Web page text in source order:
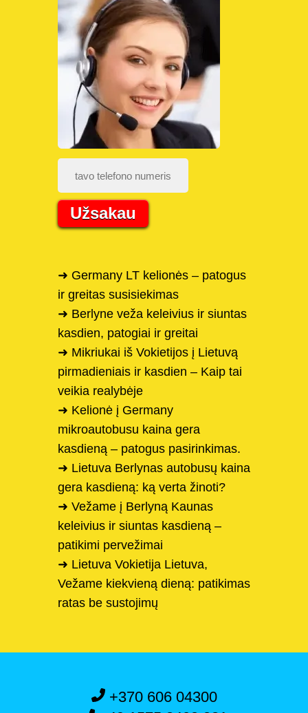
Užsakau
➜ Germany LT kelionės – patogus
ir greitas susisiekimas
➜ Berlyne veža keleivius ir siuntas
kasdien, patogiai ir greitai
➜ Mikriukai iš Vokietijos į Lietuvą
pirmadieniais ir kasdien – Kaip tai
veikia realybėje
➜ Kelionė į Germany
mikroautobusu kaina gera
kasdieną – patogus pasirinkimas.
➜ Lietuva Berlynas autobusų kaina
gera kasdieną: ką verta žinoti?
➜ Vežame į Berlyną Kaunas
keleivius ir siuntas kasdieną –
patikimi pervežimai
➜ Lietuva Vokietija Lietuva,
Vežame kiekvieną dieną: patikimas
ratas be sustojimų
+370 606 04300